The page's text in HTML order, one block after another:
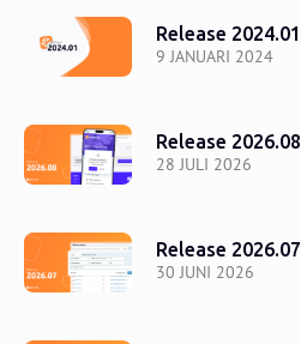
9 JANUARI 2024
Release 2024.01
28 JULI 2026
Release 2026.08
30 JUNI 2026
Release 2026.07